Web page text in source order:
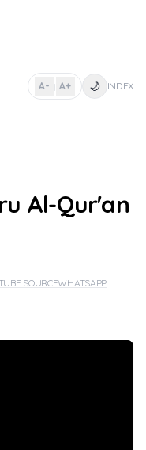
A- | A+ 🌙 INDEX
Al-Qur'an
SOURCEWHATSAPP